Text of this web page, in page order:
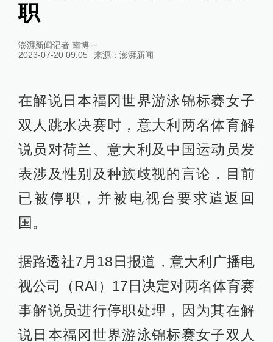
职
澎湃新闻记者 南博一
2023-07-20 09:05
来源： 澎湃新闻
在解说日本福冈世界游泳锦标赛女子
双人跳水决赛时，意大利两名体育解
说员对荷兰、意大利及中国运动员发
表涉及性别及种族歧视的言论，目前
已被停职，并被电视台要求遣返回
国。
据路透社7月18日报道，意大利广播电
视公司（RAI）17日决定对两名体育赛
事解说员进行停职处理，因为其在解
说日本福冈世界游泳锦标赛女子双人